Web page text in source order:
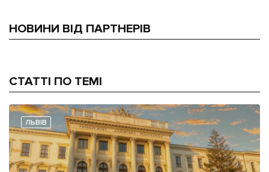
НОВИНИ ВІД ПАРТНЕРІВ
СТАТТІ ПО ТЕМІ
ЛЬВІВ